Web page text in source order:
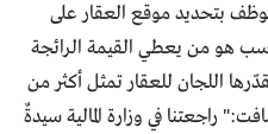
بتحديد موقع العقار على
هو من يعطي القيمة الرائجة
اللجان للعقار تمثل أكثر من
راجعتنا في وزارة المالية سيدةٌ